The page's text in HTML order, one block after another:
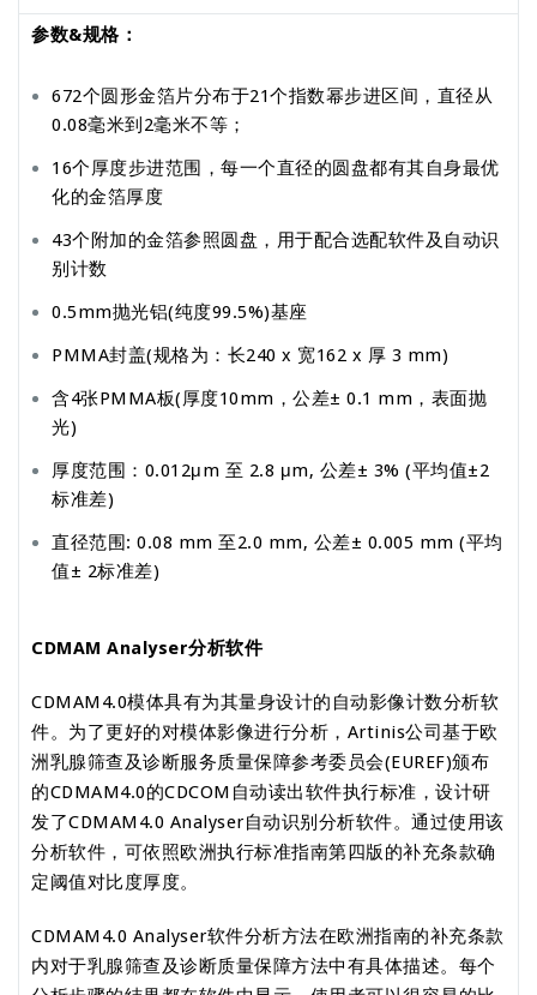
参数&规格：
672个圆形金箔片分布于21个指数幂步进区间，直径从
0.08毫米到2毫米不等；
16个厚度步进范围，每一个直径的圆盘都有其自身最优
化的金箔厚度
43个附加的金箔参照圆盘，用于配合选配软件及自动识
别计数
0.5mm抛光铝(纯度99.5%)基座
PMMA封盖(规格为：长240 x 宽162 x 厚 3 mm)
含4张PMMA板(厚度10mm，公差± 0.1 mm，表面抛
光)
厚度范围：0.012μm 至 2.8 μm, 公差± 3% (平均值±2
标准差)
直径范围: 0.08 mm 至2.0 mm, 公差± 0.005 mm (平均
值± 2标准差)
CDMAM Analyser分析软件
CDMAM4.0模体具有为其量身设计的自动影像计数分析软
件。为了更好的对模体影像进行分析，Artinis公司基于欧
洲乳腺筛查及诊断服务质量保障参考委员会(EUREF)颁布
的CDMAM4.0的CDCOM自动读出软件执行标准，设计研
发了CDMAM4.0 Analyser自动识别分析软件。通过使用该
分析软件，可依照欧洲执行标准指南第四版的补充条款确
定阈值对比度厚度。
CDMAM4.0 Analyser软件分析方法在欧洲指南的补充条款
内对于乳腺筛查及诊断质量保障方法中有具体描述。每个